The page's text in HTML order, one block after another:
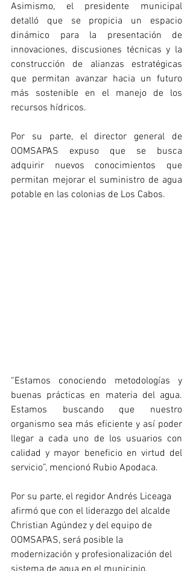
Asimismo, el presidente municipal
detalló que se propicia un espacio
dinámico para la presentación de
innovaciones, discusiones técnicas y la
construcción de alianzas estratégicas
que permitan avanzar hacia un futuro
más sostenible en el manejo de los
recursos hídricos.
Por su parte, el director general de
OOMSAPAS expuso que se busca
adquirir nuevos conocimientos que
permitan mejorar el suministro de agua
potable en las colonias de Los Cabos.
“Estamos conociendo metodologías y
buenas prácticas en materia del agua.
Estamos buscando que nuestro
organismo sea más eficiente y así poder
llegar a cada uno de los usuarios con
calidad y mayor beneficio en virtud del
servicio”, mencionó Rubio Apodaca.
Por su parte, el regidor Andrés Liceaga
afirmó que con el liderazgo del alcalde
Christian Agúndez y del equipo de
OOMSAPAS, será posible la
modernización y profesionalización del